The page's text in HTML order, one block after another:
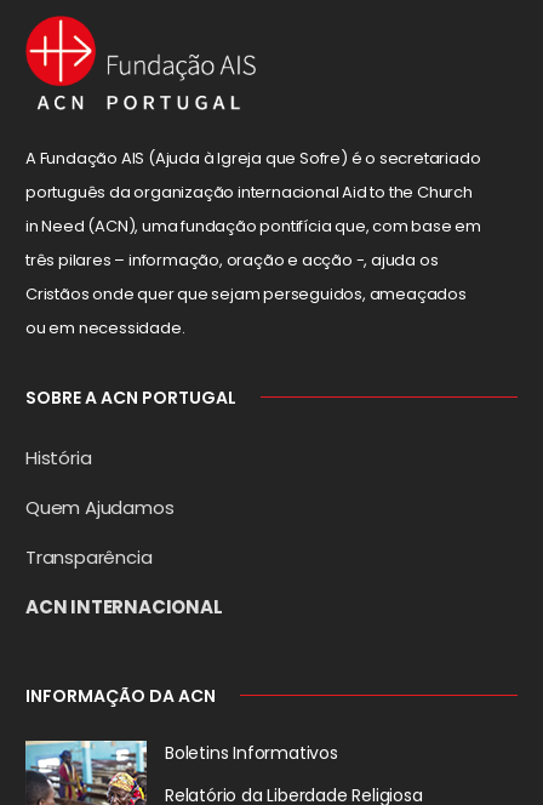
A Fundação AIS (Ajuda à Igreja que Sofre) é o secretariado
português da organização internacional Aid to the Church
in Need (ACN), uma fundação pontifícia que, com base em
três pilares – informação, oração e acção -, ajuda os
Cristãos onde quer que sejam perseguidos, ameaçados
ou em necessidade.
SOBRE A ACN PORTUGAL
História
Quem Ajudamos
Transparência
ACN INTERNACIONAL
INFORMAÇÃO DA ACN
Boletins Informativos
Relatório da Liberdade Religiosa